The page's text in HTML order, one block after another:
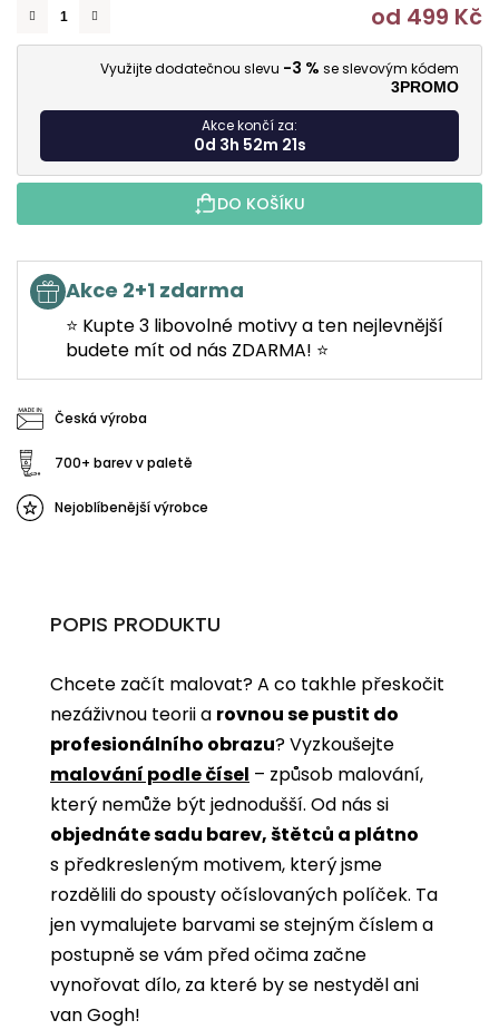
od 499 Kč
Využijte dodatečnou slevu -3 % se slevovým kódem
3PROMO
Akce končí za:
0d 3h 52m 20s
DO KOŠÍKU
Akce 2+1 zdarma
⭐ Kupte 3 libovolné motivy a ten nejlevnější
budete mít od nás ZDARMA! ⭐
Česká výroba
700+ barev v paletě
Nejoblíbenější výrobce
POPIS PRODUKTU
Chcete začít malovat? A co takhle přeskočit
nezáživnou teorii a rovnou se pustit do
profesionálního obrazu? Vyzkoušejte
malování podle čísel ­­– způsob malování,
který nemůže být jednodušší. Od nás si
objednáte sadu barev, štětců a plátno
s předkresleným motivem, který jsme
rozdělili do spousty očíslovaných políček. Ta
jen vymalujete barvami se stejným číslem a
postupně se vám před očima začne
vynořovat dílo, za které by se nestyděl ani
van Gogh!